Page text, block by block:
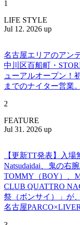
1
LIFE STYLE
Jul 12. 2026 up
名古屋エリアのアン
中川区百船町・
ューアルオープン！
までのナイター営業。
2
FEATURE
Jul 31. 2026 up
【更新TT発表】入場
Natsudaidai、鬼の右
TOMMY（BOY）、
CLUB QUATTRO
祭（ボンサイ）」が、
名古屋